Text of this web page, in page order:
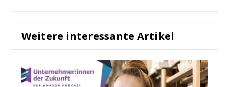
Weitere interessante Artikel